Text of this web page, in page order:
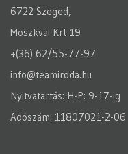
6722 Szeged,
Moszkvai Krt 19
+(36) 62/55-77-97
info@teamiroda.hu
Nyitvatartás: H-P: 9-17-ig
Adószám: 11807021-2-06